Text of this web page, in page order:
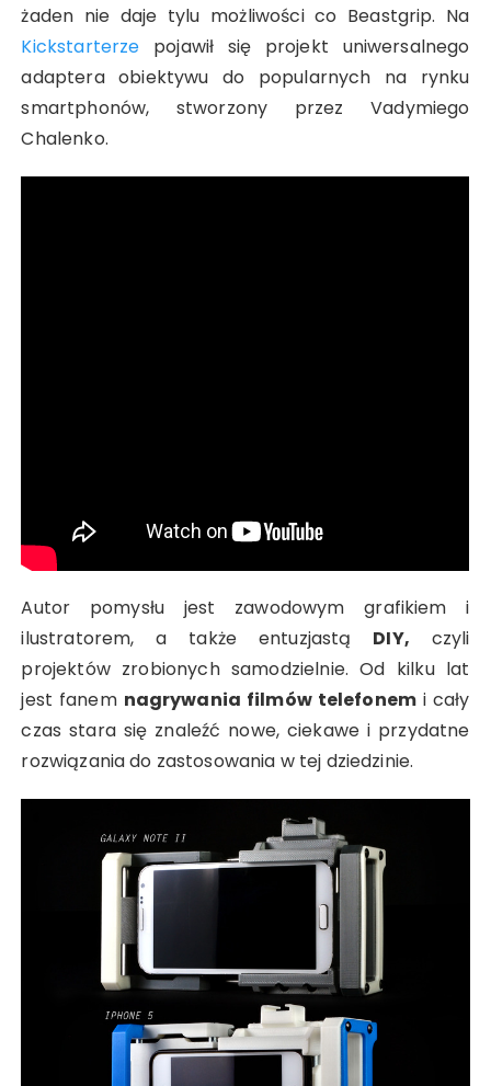
żaden nie daje tylu możliwości co Beastgrip. Na
Kickstarterze pojawił się projekt uniwersalnego
adaptera obiektywu do popularnych na rynku
smartphonów, stworzony przez Vadymiego
Chalenko.
Autor pomysłu jest zawodowym grafikiem i
ilustratorem, a także entuzjastą DIY, czyli
projektów zrobionych samodzielnie. Od kilku lat
jest fanem nagrywania filmów telefonem i cały
czas stara się znaleźć nowe, ciekawe i przydatne
rozwiązania do zastosowania w tej dziedzinie.